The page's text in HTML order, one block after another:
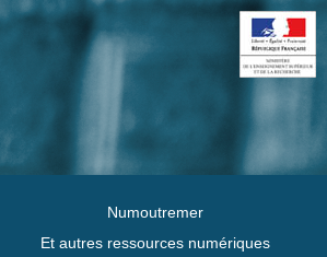
Numoutremer
Et autres ressources numériques